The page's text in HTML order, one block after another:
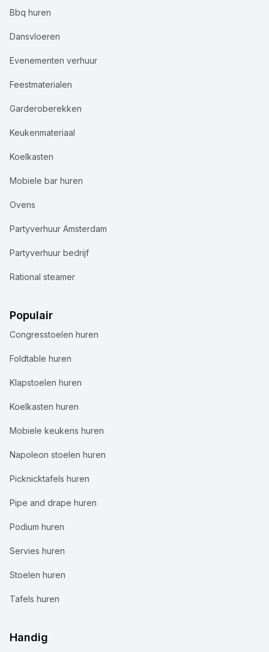
Bbq huren
Dansvloeren
Evenementen verhuur
Feestmaterialen
Garderoberekken
Keukenmateriaal
Koelkasten
Mobiele bar huren
Ovens
Partyverhuur Amsterdam
Partyverhuur bedrijf
Rational steamer
Populair
Congresstoelen huren
Foldtable huren
Klapstoelen huren
Koelkasten huren
Mobiele keukens huren
Napoleon stoelen huren
Picknicktafels huren
Pipe and drape huren
Podium huren
Servies huren
Stoelen huren
Tafels huren
Handig